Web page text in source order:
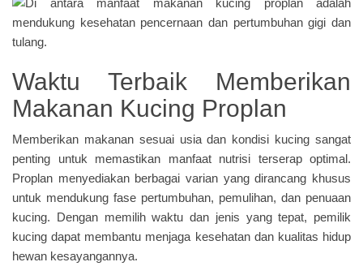
Waktu Terbaik Memberikan
Makanan Kucing Proplan
Memberikan makanan sesuai usia dan kondisi kucing sangat
penting untuk memastikan manfaat nutrisi terserap optimal.
Proplan menyediakan berbagai varian yang dirancang khusus
untuk mendukung fase pertumbuhan, pemulihan, dan penuaan
kucing. Dengan memilih waktu dan jenis yang tepat, pemilik
kucing dapat membantu menjaga kesehatan dan kualitas hidup
hewan kesayangannya.